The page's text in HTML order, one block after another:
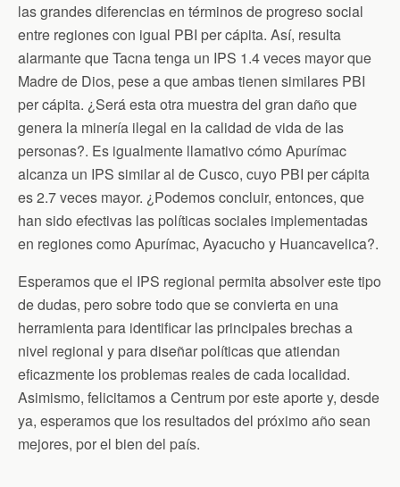
las grandes diferencias en términos de progreso social
entre regiones con igual PBI per cápita. Así, resulta
alarmante que Tacna tenga un IPS 1.4 veces mayor que
Madre de Dios, pese a que ambas tienen similares PBI
per cápita. ¿Será esta otra muestra del gran daño que
genera la minería ilegal en la calidad de vida de las
personas?. Es igualmente llamativo cómo Apurímac
alcanza un IPS similar al de Cusco, cuyo PBI per cápita
es 2.7 veces mayor. ¿Podemos concluir, entonces, que
han sido efectivas las políticas sociales implementadas
en regiones como Apurímac, Ayacucho y Huancavelica?.
Esperamos que el IPS regional permita absolver este tipo
de dudas, pero sobre todo que se convierta en una
herramienta para identificar las principales brechas a
nivel regional y para diseñar políticas que atiendan
eficazmente los problemas reales de cada localidad.
Asimismo, felicitamos a Centrum por este aporte y, desde
ya, esperamos que los resultados del próximo año sean
mejores, por el bien del país.